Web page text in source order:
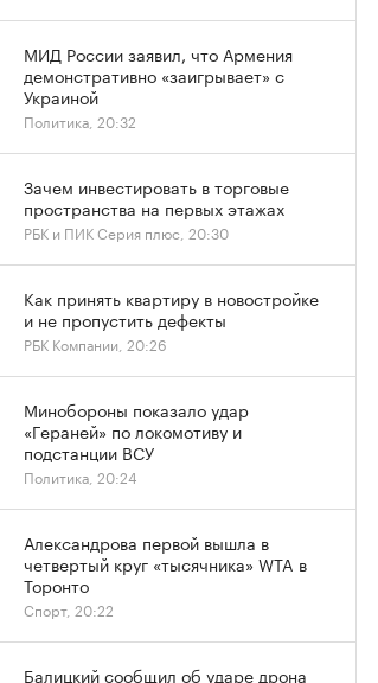
МИД России заявил, что Армения
демонстративно «заигрывает» с
Украиной
Политика, 20:32
Зачем инвестировать в торговые
пространства на первых этажах
РБК и ПИК Серия плюс, 20:30
Как принять квартиру в новостройке
и не пропустить дефекты
РБК Компании, 20:26
Минобороны показало удар
«Гераней» по локомотиву и
подстанции ВСУ
Политика, 20:24
Александрова первой вышла в
четвертый круг «тысячника» WTA в
Торонто
Спорт, 20:22
Балицкий сообщил об ударе дрона